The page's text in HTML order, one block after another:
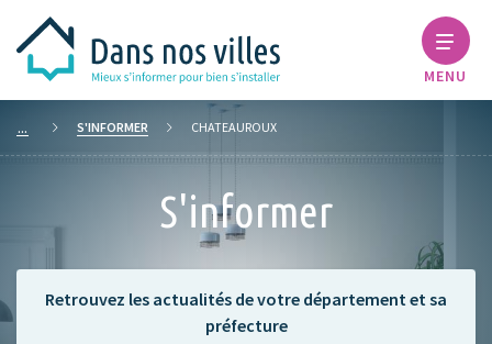
MENU
S'INFORMER CHATEAUROUX
S'informer
Retrouvez les actualités de votre département et sa
préfecture